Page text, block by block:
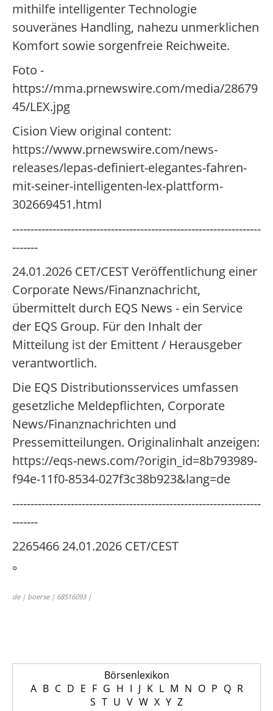
mithilfe intelligenter Technologie
souveränes Handling, nahezu unmerklichen
Komfort sowie sorgenfreie Reichweite.
Foto -
https://mma.prnewswire.com/media/28679
45/LEX.jpg
Cision View original content:
https://www.prnewswire.com/news-
releases/lepas-definiert-elegantes-fahren-
mit-seiner-intelligenten-lex-plattform-
302669451.html
--------------------------------------------------------------------
-------
24.01.2026 CET/CEST Veröffentlichung einer
Corporate News/Finanznachricht,
übermittelt durch EQS News - ein Service
der EQS Group. Für den Inhalt der
Mitteilung ist der Emittent / Herausgeber
verantwortlich.
Die EQS Distributionsservices umfassen
gesetzliche Meldepflichten, Corporate
News/Finanznachrichten und
Pressemitteilungen. Originalinhalt anzeigen:
https://eqs-news.com/?origin_id=8b793989-
f94e-11f0-8534-027f3c38b923&lang=de
--------------------------------------------------------------------
-------
2265466 24.01.2026 CET/CEST
°
de | boerse | 68516093 |
Börsenlexikon
A B C D E F G H I J K L M N O P Q R
S T U V W X Y Z